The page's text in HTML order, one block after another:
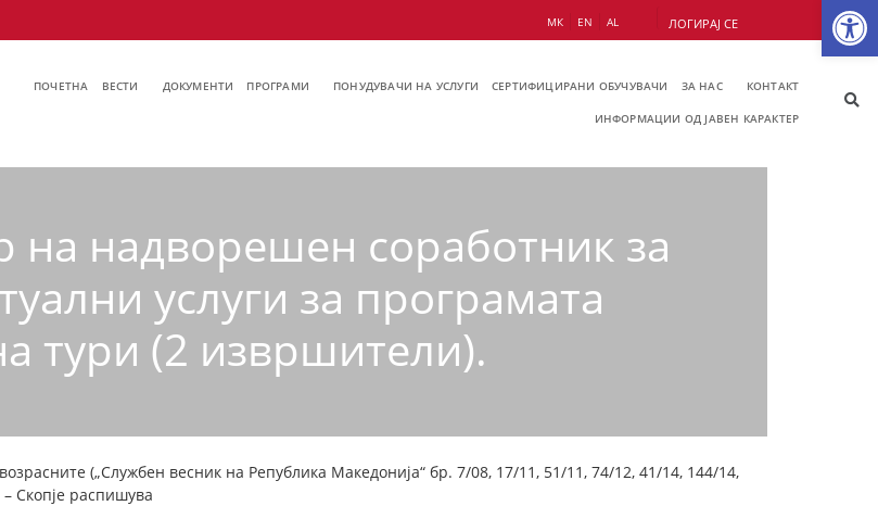
МК EN AL ЛОГИРАЈ СЕ
ПОЧЕТНА ВЕСТИ ДОКУМЕНТИ ПРОГРАМИ ПОНУДУВАЧИ НА УСЛУГИ СЕРТИФИЦИРАНИ ОБУЧУВАЧИ ЗА НАС КОНТАКТ
ИНФОРМАЦИИ ОД ЈАВЕН КАРАКТЕР
на надворешен соработник за
услуги за програматa
тури (2 извршители).
(„Службен весник на Република Македонија“ бр. 7/08, 17/11, 51/11, 74/12, 41/14, 144/14,
Скопје распишува